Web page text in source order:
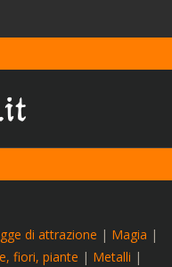
di attrazione | Magia |
fiori, piante | Metalli |